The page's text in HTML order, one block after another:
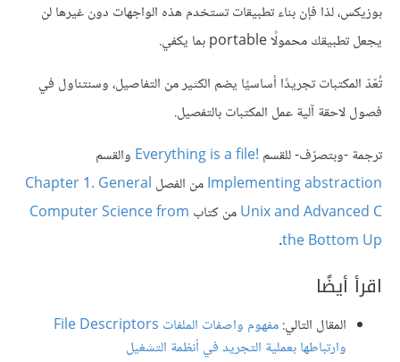
بوزيكس، لذا فإن بناء تطبيقات تستخدم هذه الواجهات دون غيرها لن
يجعل تطبيقك محمولًا portable بما يكفي.
تُعّدّ المكتبات تجريدًا أساسيًا يضم الكثير من التفاصيل، وسنتناول في
فصول لاحقة آلية عمل المكتبات بالتفصيل.
ترجمة -وبتصرّف- للقسم Everything is a file!‎ والقسم
Implementing abstractionمن الفصل Chapter 1. General
Unix and Advanced Cمن كتاب Computer Science from
the Bottom Up
.
اقرأ أيضًا
المقال التالي:
مفهوم واصفات الملفات File Descriptors
وارتباطها بعملية التجريد في أنظمة التشغيل